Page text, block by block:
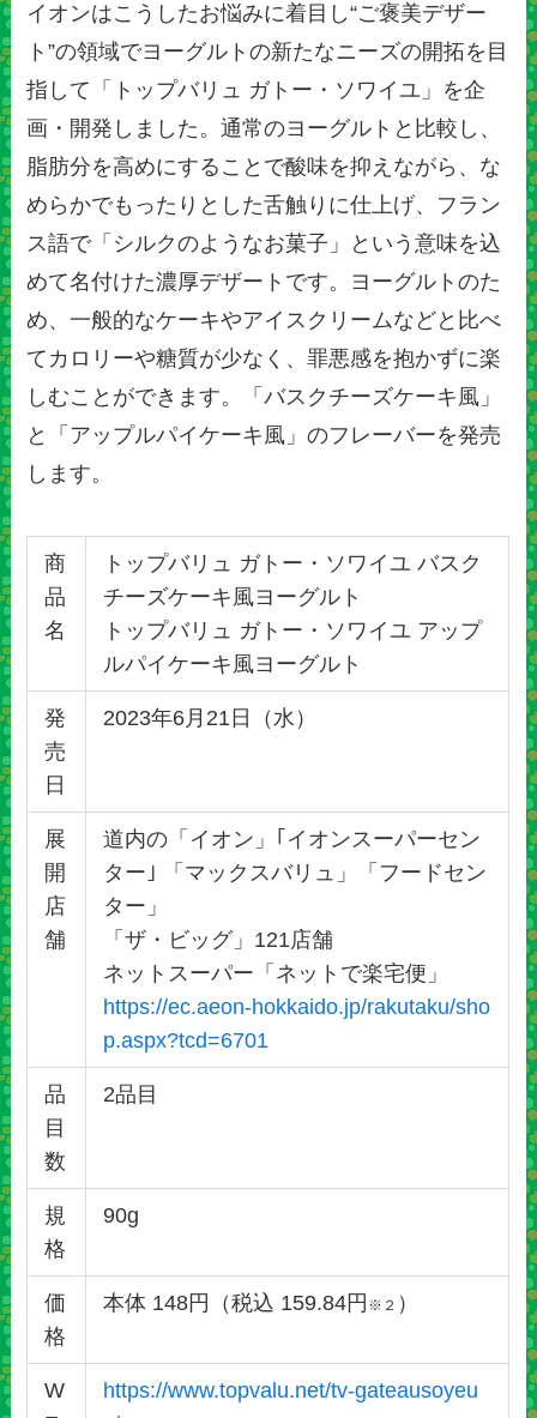
イオンはこうしたお悩みに着目し“ご褒美デザー
ト”の領域でヨーグルトの新たなニーズの開拓を目
指して「トップバリュ ガトー・ソワイユ」を企
画・開発しました。通常のヨーグルトと比較し、
脂肪分を高めにすることで酸味を抑えながら、な
めらかでもったりとした舌触りに仕上げ、フラン
ス語で「シルクのようなお菓子」という意味を込
めて名付けた濃厚デザートです。ヨーグルトのた
め、一般的なケーキやアイスクリームなどと比べ
てカロリーや糖質が少なく、罪悪感を抱かずに楽
しむことができます。「バスクチーズケーキ風」
と「アップルパイケーキ風」のフレーバーを発売
します。
商
品
名
トップバリュ ガトー・ソワイユ バスク
チーズケーキ風ヨーグルト
トップバリュ ガトー・ソワイユ アップ
ルパイケーキ風ヨーグルト
発
売
日
2023年6月21日（水）
展
開
店
舗
道内の「イオン」｢イオンスーパーセン
ター｣ 「マックスバリュ」「フードセン
ター」
「ザ・ビッグ」121店舗
ネットスーパー「ネットで楽宅便」
https://ec.aeon-hokkaido.jp/rakutaku/sho
p.aspx?tcd=6701
品
目
数
2品目
規
格
90g
価
格
本体 148円（税込 159.84円 ※２ ）
W
https://www.topvalu.net/tv-gateausoyeu